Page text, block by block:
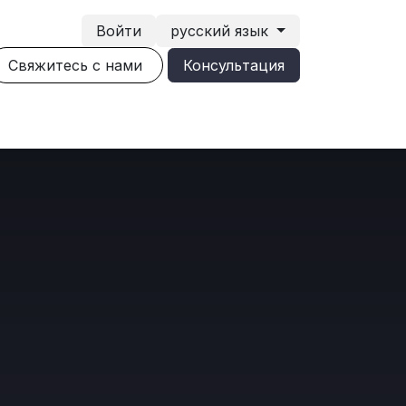
Войти
русский язык
Свяжитесь с нами
Консультация​